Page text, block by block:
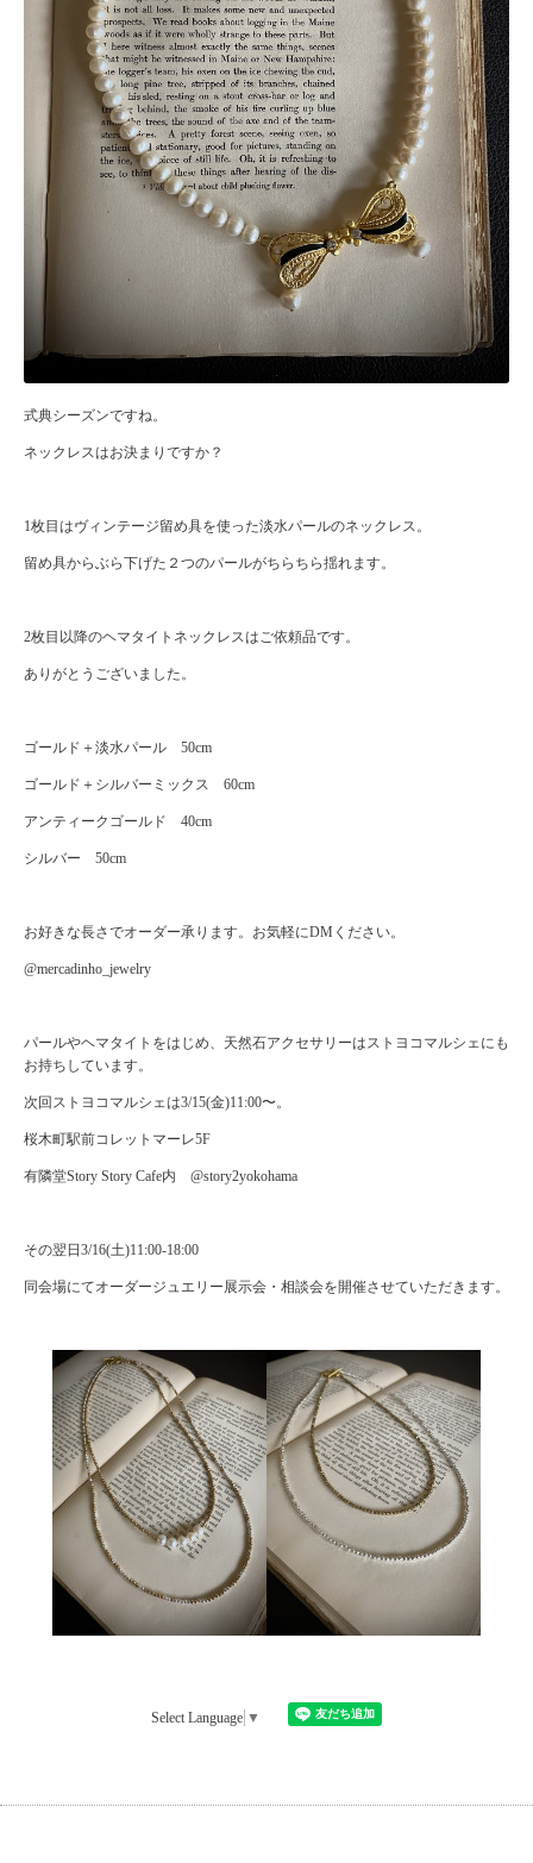
式典シーズンですね。
ネックレスはお決まりですか？
1枚目はヴィンテージ留め具を使った淡水パールのネックレス。
留め具からぶら下げた２つのパールがちらちら揺れます。
2枚目以降のヘマタイトネックレスはご依頼品です。
ありがとうございました。
ゴールド＋淡水パール 50cm
ゴールド＋シルバーミックス 60cm
アンティークゴールド 40cm
シルバー 50cm
お好きな長さでオーダー承ります。お気軽にDMください。
@mercadinho_jewelry
パールやヘマタイトをはじめ、天然石アクセサリーはストヨコマルシェにも
お持ちしています。
次回ストヨコマルシェは3/15(金)11:00〜。
桜木町駅前コレットマーレ5F
有隣堂Story Story Cafe内 @story2yokohama
その翌日3/16(土)11:00-18:00
同会場にてオーダージュエリー展示会・相談会を開催させていただきます。
Select Language ▼